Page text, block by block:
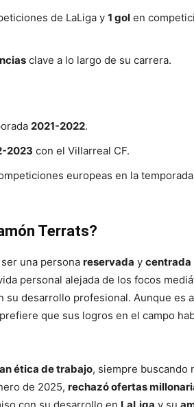
de LaLiga y 1 gol en
clave a lo largo de su carrera.
2021-2022.
2023 con el Villarreal CF.
europeas en la temporada
Terrats?
una persona reservada y centrada
personal alejada de los focos
desarrollo profesional. Aunque es
que sus logros en el campo
ética de trabajo, siempre buscando
de 2025, rechazó ofertas